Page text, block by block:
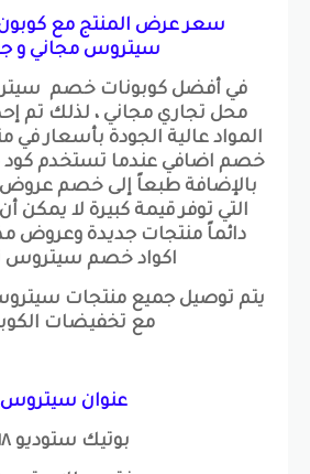
سعر عرض المنتج مع
سيتروس مجاني و
في أفضل كوبونات خصم
محل تجاري مجاني ، لذلك تم
المواد عالية الجودة بأسعار في
خصم اضافي عندما تستخدم
بالإضافة طبعاً إلى خصم عروض
التي توفر قيمة كبيرة لا يمكن
دائماً منتجات جديدة وعروض
اكواد خصم سيتروس
يتم توصيل جميع منتجات
مع تخفيضات
عنوان سيتروس
بوتيك ستوديو ١٨